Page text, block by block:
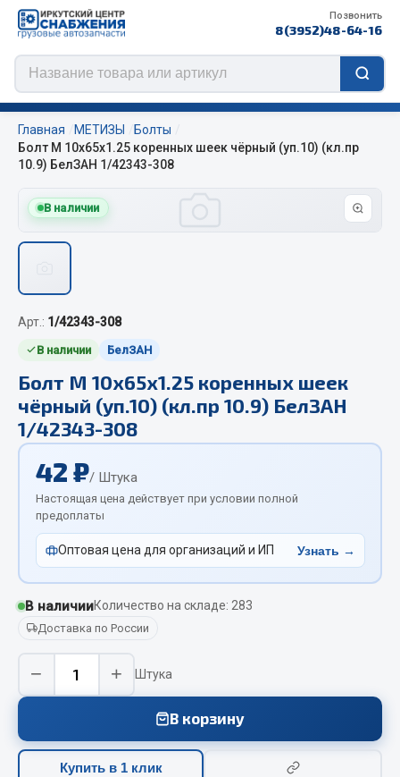
Позвонить
8(3952)48-64-16
ЦЕПИ РОССИЯ
Изготовление цепей на колеса BOHU
QITONG
Весь раздел
Отопители салона, подогреватели
Жидкостные подогреватели
Отопители салона
Подогреватели тосола
Весь раздел
Автотовары
Автозвук
Аксессуары автомобильные
Аптечки и знаки автомобильные
Брызговики
Главная МЕТИЗЫ
Болты
Болт М 10х65х1.25 коренных шеек чёрный (уп.10) (кл.пр
10.9) БелЗАН 1/42343-308
В наличии
Арт.: 1/42343-308
В наличии БелЗАН
Болт М 10х65х1.25 коренных шеек
чёрный (уп.10) (кл.пр 10.9) БелЗАН
1/42343-308
42 ₽/ Штука
Настоящая цена действует при условии полной
предоплаты
Оптовая цена для организаций и ИП Узнать →
В наличииКоличество на складе: 283
Доставка по России
− + Штука
В корзину
Купить в 1 клик